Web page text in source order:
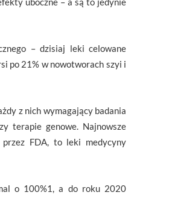
– dzisiaj leki celowane
po 21% w nowotworach szyi i
z nich wymagający badania
terapie genowe. Najnowsze
FDA, to leki medycyny
o 100%1, a do roku 2020